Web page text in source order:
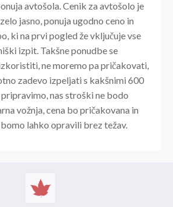
avtošola. Cenik za avtošolo je
jasno, ponuja ugodno ceno in
ki na prvi pogled že vključuje vse
izpit. Takšne ponudbe se
ne moremo pa pričakovati,
zadevo izpeljati s kakšnimi 600
nas stroški ne bodo
vožnja, cena bo pričakovana in
lahko opravili brez težav.